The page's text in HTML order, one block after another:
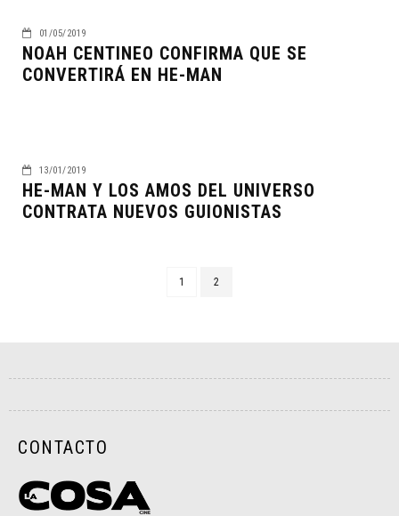
01/05/2019
NOAH CENTINEO CONFIRMA QUE SE
CONVERTIRÁ EN HE-MAN
13/01/2019
HE-MAN Y LOS AMOS DEL UNIVERSO
CONTRATA NUEVOS GUIONISTAS
1 2
CONTACTO